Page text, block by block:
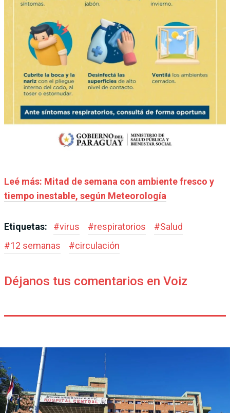
Leé más: Mitad de semana con ambiente fresco y
tiempo inestable, según Meteorología
Etiquetas: #virus #respiratorios #Salud
#12 semanas #circulación
Déjanos tus comentarios en Voiz